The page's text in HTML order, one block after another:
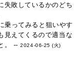
失敗しているかのどち
乗ってみると狙いやす
見えてくるので適当な
。 --2024-06-25 (火)